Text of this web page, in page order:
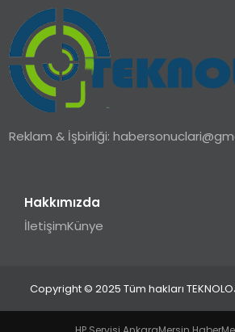
Reklam & İşbirliği:
Hakkımızda
İletişimKünye
Copyright © 2025 Tüm hakları